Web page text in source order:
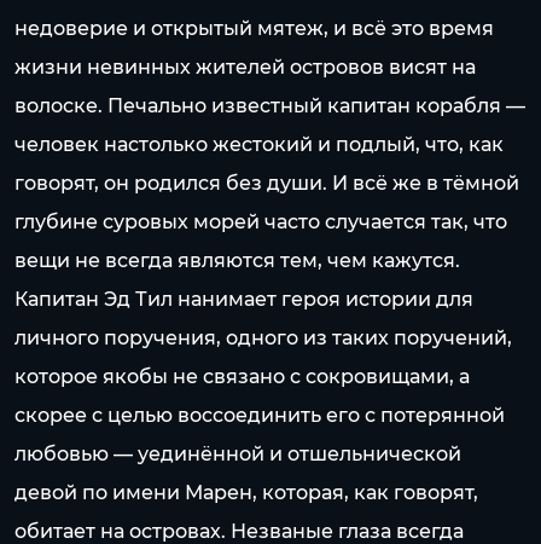
недоверие и открытый мятеж, и всё это время
жизни невинных жителей островов висят на
волоске. Печально известный капитан корабля —
человек настолько жестокий и подлый, что, как
говорят, он родился без души. И всё же в тёмной
глубине суровых морей часто случается так, что
вещи не всегда являются тем, чем кажутся.
Капитан Эд Тил нанимает героя истории для
личного поручения, одного из таких поручений,
которое якобы не связано с сокровищами, а
скорее с целью воссоединить его с потерянной
любовью — уединённой и отшельнической
девой по имени Марен, которая, как говорят,
обитает на островах. Незваные глаза всегда